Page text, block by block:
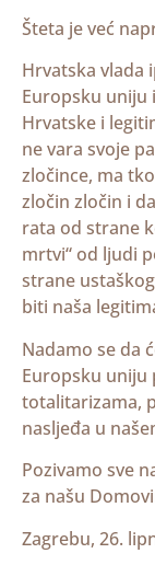
Šteta je već
Hrvatska vlada
Europsku uniju
Hrvatske i
ne vara svoje
zločince, ma
zločin zločin i
rata od strane
mrtvi“ od ljudi
strane
biti naša
Nadamo se da
Europsku uniju
totalitarizama,
nasljeđa u
Pozivamo sve
za našu
Zagrebu, 26.